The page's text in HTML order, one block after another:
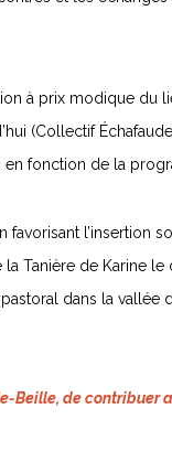
à prix modique
(Collectif
fonction de la
l’insertion
Tanière de Karine
dans la
Beille, de